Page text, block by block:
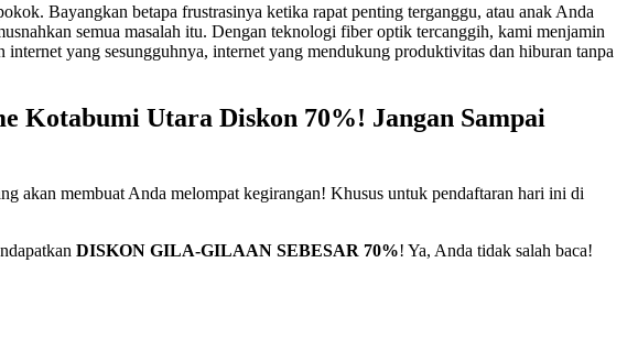
Bayangkan betapa frustrasinya ketika rapat penting terganggu, atau anak Anda
semua masalah itu. Dengan teknologi fiber optik tercanggih, kami menjamin
yang sesungguhnya, internet yang mendukung produktivitas dan hiburan tanpa
Kotabumi Utara Diskon 70%! Jangan Sampai
akan membuat Anda melompat kegirangan! Khusus untuk pendaftaran hari ini di
DISKON GILA-GILAAN SEBESAR 70%! Ya, Anda tidak salah baca!